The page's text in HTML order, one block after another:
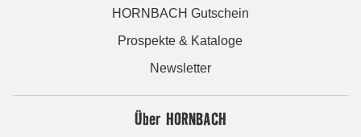
HORNBACH Gutschein
Prospekte & Kataloge
Newsletter
Über HORNBACH